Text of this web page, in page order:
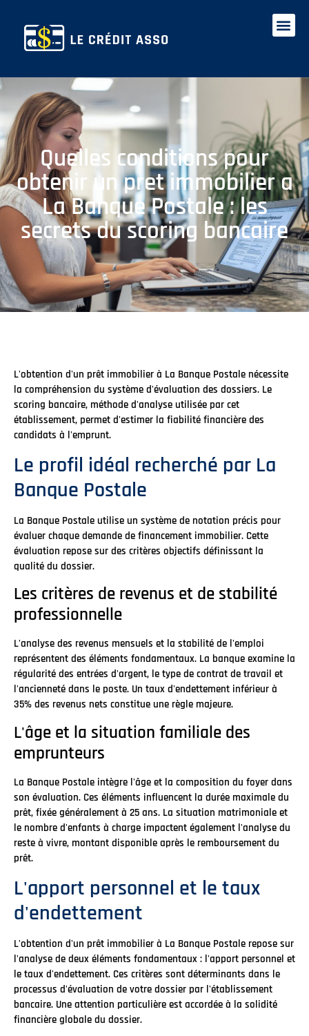
Quelles conditions pour
obtenir un pret immobilier a
La Banque Postale : les
secrets du scoring bancaire
L'obtention d'un prêt immobilier à La Banque Postale nécessite
la compréhension du système d'évaluation des dossiers. Le
scoring bancaire, méthode d'analyse utilisée par cet
établissement, permet d'estimer la fiabilité financière des
candidats à l'emprunt.
Le profil idéal recherché par La
Banque Postale
La Banque Postale utilise un système de notation précis pour
évaluer chaque demande de financement immobilier. Cette
évaluation repose sur des critères objectifs définissant la
qualité du dossier.
Les critères de revenus et de stabilité
professionnelle
L'analyse des revenus mensuels et la stabilité de l'emploi
représentent des éléments fondamentaux. La banque examine la
régularité des entrées d'argent, le type de contrat de travail et
l'ancienneté dans le poste. Un taux d'endettement inférieur à
35% des revenus nets constitue une règle majeure.
L'âge et la situation familiale des
emprunteurs
La Banque Postale intègre l'âge et la composition du foyer dans
son évaluation. Ces éléments influencent la durée maximale du
prêt, fixée généralement à 25 ans. La situation matrimoniale et
le nombre d'enfants à charge impactent également l'analyse du
reste à vivre, montant disponible après le remboursement du
prêt.
L'apport personnel et le taux
d'endettement
L'obtention d'un prêt immobilier à La Banque Postale repose sur
l'analyse de deux éléments fondamentaux : l'apport personnel et
le taux d'endettement. Ces critères sont déterminants dans le
processus d'évaluation de votre dossier par l'établissement
bancaire. Une attention particulière est accordée à la solidité
financière globale du dossier.